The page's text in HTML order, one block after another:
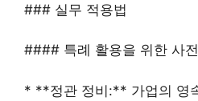
### 실무 적용법
#### 특례 활용을 위한 사
* **정관 정비:** 가업의 영